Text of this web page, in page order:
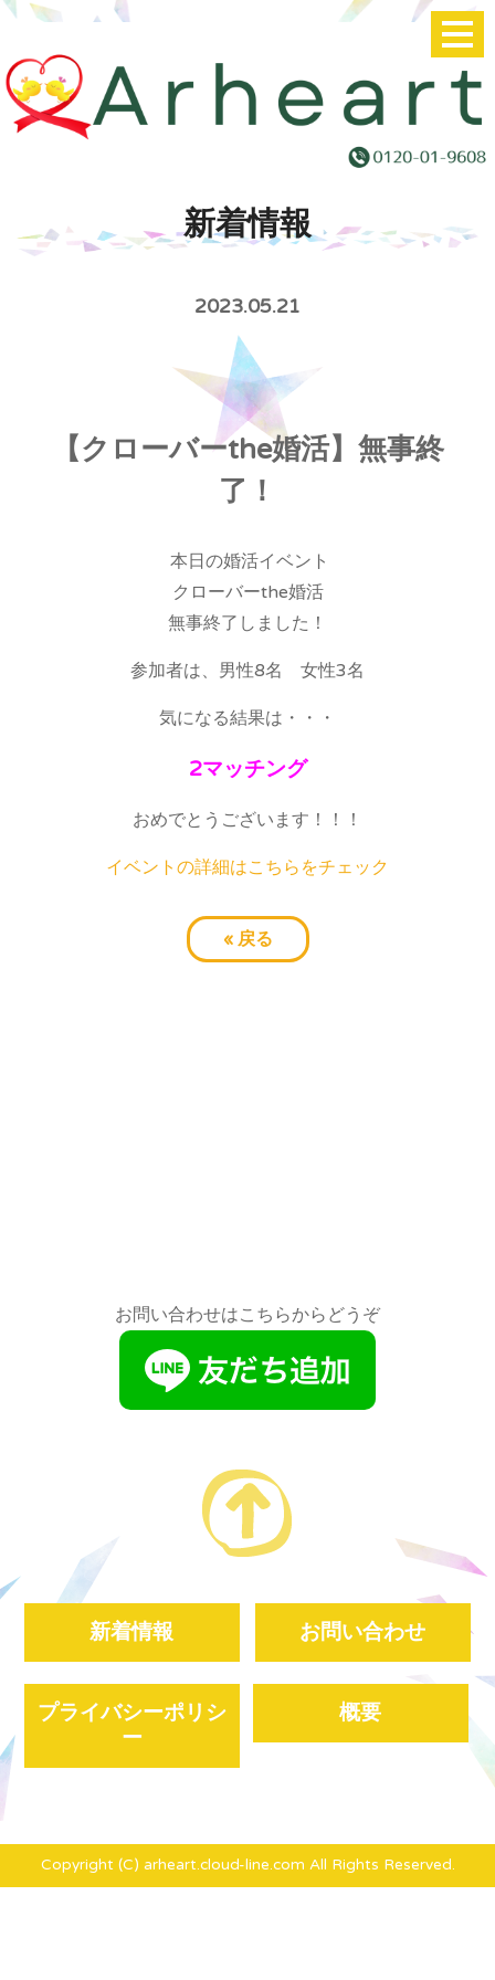
新着情報
2023.05.21
【クローバーthe婚活】無事終
了！
本日の婚活イベント
クローバーthe婚活
無事終了しました！
参加者は、男性8名 女性3名
気になる結果は・・・
2マッチング
おめでとうございます！！！
イベントの詳細はこちらをチェック
« 戻る
お問い合わせはこちらからどうぞ
新着情報 お問い合わせ
プライバシーポリシ
ー
概要
Copyright (C) arheart.cloud-line.com All Rights Reserved.